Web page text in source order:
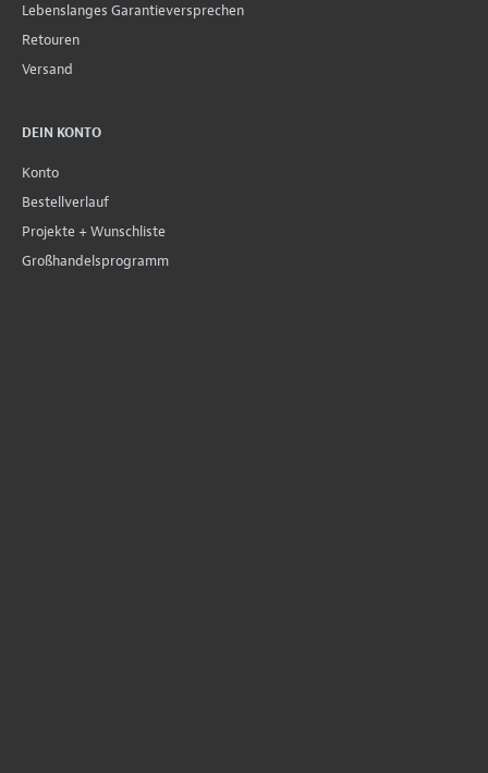
Lebenslanges Garantieversprechen
Retouren
Versand
DEIN KONTO
Konto
Bestellverlauf
Projekte + Wunschliste
Großhandelsprogramm